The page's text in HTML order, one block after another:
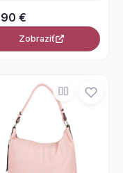
€
Zobraziť